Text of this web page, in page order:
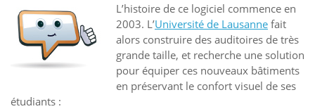
L’histoire de ce logiciel commence en
2003. L’Université de Lausanne fait
alors construire des auditoires de très
grande taille, et recherche une solution
pour équiper ces nouveaux bâtiments
en préservant le confort visuel de ses
étudiants :